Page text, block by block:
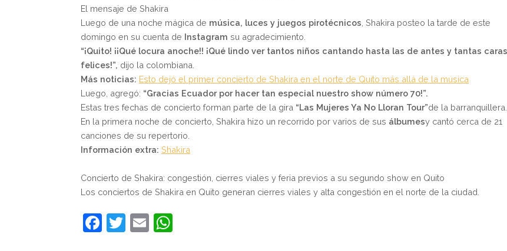
El mensaje de Shakira
Luego de una noche mágica de música, luces y juegos pirotécnicos , Shakira posteo la tarde de este
domingo en su cuenta de Instagram su agradecimiento.
“¡Quito! ¡¡Qué locura anoche!! ¡Qué lindo ver tantos niños cantando hasta las de antes y tantas caras
felices!”, dijo la colombiana.
Más noticias: Esto dejó el primer concierto de Shakira en el norte de Quito más allá de la música
Luego, agregó: “Gracias Ecuador por hacer tan especial nuestro show número 70!”.
Estas tres fechas de concierto forman parte de la gira “Las Mujeres Ya No Lloran Tour”de la barranquillera.
En la primera noche de concierto, Shakira hizo un recorrido por varios de sus álbumesy cantó cerca de 21
canciones de su repertorio.
Información extra: Shakira
Concierto de Shakira: congestión, cierres viales y feria previos a su segundo show en Quito
Los conciertos de Shakira en Quito generan cierres viales y alta congestión en el norte de la ciudad.
F
T
E